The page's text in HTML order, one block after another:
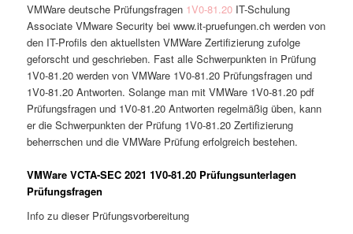
VMWare deutsche Prüfungsfragen 1V0-81.20 IT-Schulung
Associate VMware Security bei www.it-pruefungen.ch werden von
den IT-Profils den aktuellsten VMWare Zertifizierung zufolge
geforscht und geschrieben. Fast alle Schwerpunkten in Prüfung
1V0-81.20 werden von VMWare 1V0-81.20 Prüfungsfragen und
1V0-81.20 Antworten. Solange man mit VMWare 1V0-81.20 pdf
Prüfungsfragen und 1V0-81.20 Antworten regelmäßig üben, kann
er die Schwerpunkten der Prüfung 1V0-81.20 Zertifizierung
beherrschen und die VMWare Prüfung erfolgreich bestehen.
VMWare VCTA-SEC 2021 1V0-81.20 Prüfungsunterlagen
Prüfungsfragen
Info zu dieser Prüfungsvorbereitung